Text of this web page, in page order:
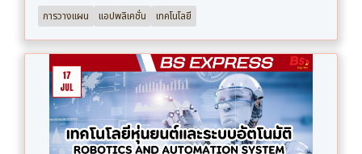
การวางแผน แอปพลิเคชั่น เทคโนโลยี